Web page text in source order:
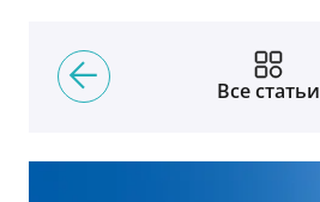
Все статьи